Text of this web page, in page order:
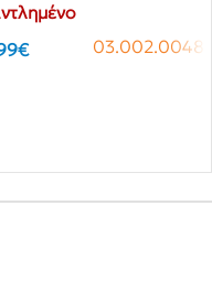
€ 03.002.0048